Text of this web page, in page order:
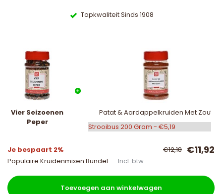
Topkwaliteit Sinds 1908
Vier Seizoenen
Peper
Patat & Aardappelkruiden Met Zout
Je bespaart 2% €12,18 €11,92
Populaire Kruidenmixen Bundel Incl. btw
Toevoegen aan winkelwagen